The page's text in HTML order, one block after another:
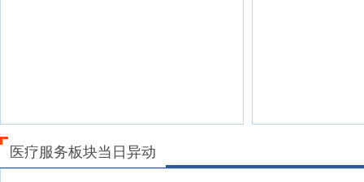
医疗服务板块当日异动